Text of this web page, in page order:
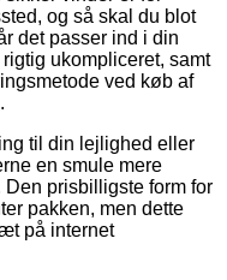
og så skal du blot
det passer ind i din
ukompliceret, samt
ved køb af
til din lejlighed eller
en smule mere
Den prisbilligste form for
pakken, men dette
på internet